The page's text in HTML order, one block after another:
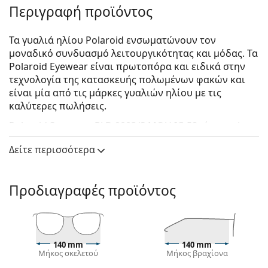
Περιγραφή προϊόντος
Τα γυαλιά ηλίου Polaroid ενσωματώνουν τον
μοναδικό συνδυασμό λειτουργικότητας και μόδας. Τα
Polaroid Eyewear είναι πρωτοπόρα και ειδικά στην
τεχνολογία της κατασκευής πολωμένων φακών και
είναι μία από τις μάρκες γυαλιών ηλίου με τις
καλύτερες πωλήσεις.
Polaroid Suncover PLD 9003/S MQU IG 58
είναι unisex
γυαλιά ηλίου.
Δείτε πώς φαίνονται πάνω σας αυτά τα γυαλιά ηλίου
Lentiamo.
Το καφέ χρώμα του σκελετού ταιριάζει απόλυτα με
το ζεστό χρώμα του δέρματος και ανοιχτά καφέ,
μαύρα ή σκούρα ξανθά μαλλιά.
Δείτε περισσότερα
Προδιαγραφές προϊόντος
140 mm
Μήκος σκελετού
140 mm
Μήκος βραχίονα